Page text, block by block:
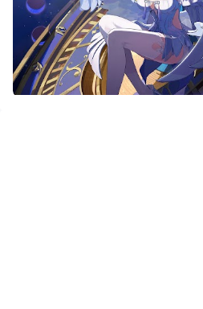
不要進入空洞。
我知道我知道，空洞裡有以太
文明的遺產，這些全都是珍貴的
但是別忘了，那裡面空間紊亂、